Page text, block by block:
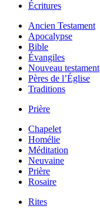
Écritures
Ancien Testament
Apocalypse
Bible
Évangiles
Nouveau testament
Pères de l’Église
Traditions
Prière
Chapelet
Homélie
Méditation
Neuvaine
Prière
Rosaire
Rites